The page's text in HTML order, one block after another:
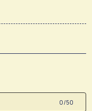
0 /50